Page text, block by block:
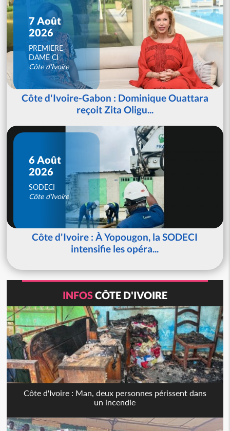
7 Août
2026
PREMIERE
DAME CI
Côte d'Ivoire
Côte d'Ivoire-Gabon : Dominique Ouattara
reçoit Zita Oligu...
6 Août
2026
SODECI
Côte d'Ivoire
Côte d'Ivoire : À Yopougon, la SODECI
intensifie les opéra...
INFOSCÔTE D'IVOIRE
Côte d'Ivoire : Man, deux personnes périssent dans
un incendie